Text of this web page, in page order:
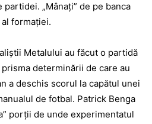
„Mânați” de pe banca
formației.
Metalului au făcut o partidă
determinării de care au
a deschis scorul la capătul unei
de fotbal. Patrick Benga
porții de unde experimentatul